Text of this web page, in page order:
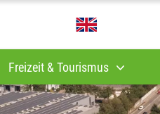
Freizeit & Tourismus